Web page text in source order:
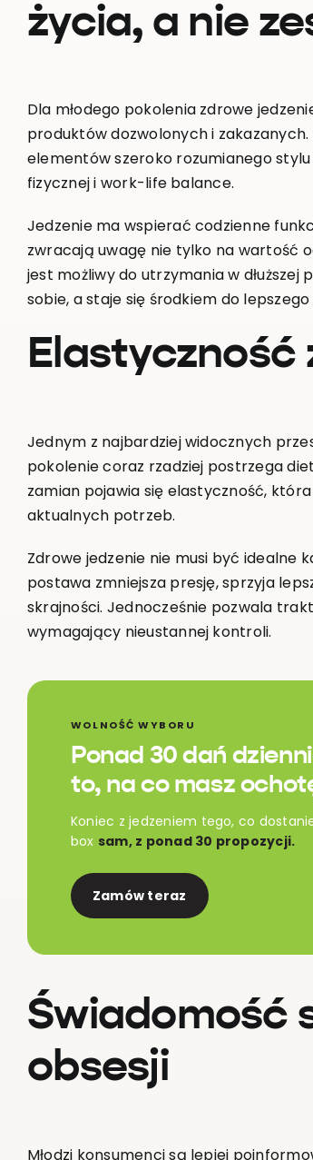
życia, a nie
Dla młodego pokolenia zdrowe
produktów dozwolonych i
elementów szeroko rozumianego
fizycznej i work-life balance.
Jedzenie ma wspierać codzienne
zwracają uwagę nie tylko na wartość
jest możliwy do utrzymania w
sobie, a staje się środkiem do
Elastyczność
Jednym z najbardziej widocznych
pokolenie coraz rzadziej postrzega
zamian pojawia się elastyczność,
aktualnych potrzeb.
Zdrowe jedzenie nie musi być idealne
postawa zmniejsza presję, sprzyja
skrajności. Jednocześnie pozwala
wymagający nieustannej kontroli.
WOLNOŚĆ WYBORU
Ponad 30 dań
to, na co masz
Koniec z jedzeniem tego, co
box sam, z ponad 30 propozycji.
Zamów teraz
Świadomość
obsesji
Młodzi konsumenci są lepiej